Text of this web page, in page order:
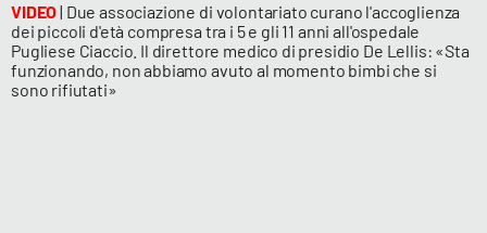
Società
Sport
VIDEO| Due associazione di volontariato curano l'accoglienza
dei piccoli d'età compresa tra i 5 e gli 11 anni all'ospedale
Pugliese Ciaccio. Il direttore medico di presidio De Lellis: «Sta
funzionando, non abbiamo avuto al momento bimbi che si
sono rifiutati»